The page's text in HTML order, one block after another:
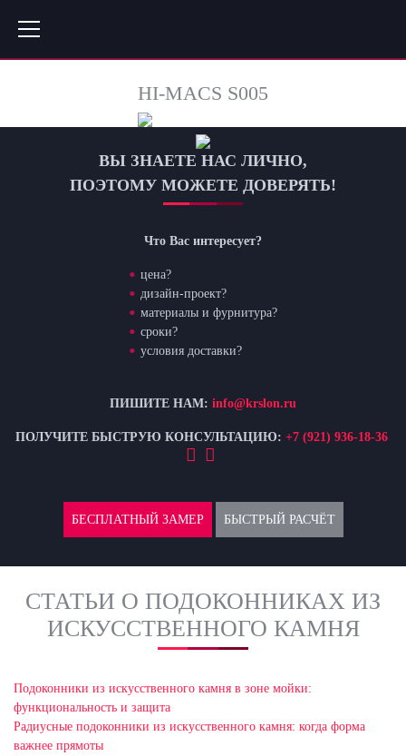
HI-MACS S005
ВЫ ЗНАЕТЕ НАС ЛИЧНО,
ПОЭТОМУ МОЖЕТЕ ДОВЕРЯТЬ!
Что Вас интересует?
цена?
дизайн-проект?
материалы и фурнитура?
сроки?
условия доставки?
ПИШИТЕ НАМ: info@krslon.ru
ПОЛУЧИТЕ БЫСТРУЮ КОНСУЛЬТАЦИЮ: +7 (921) 936-18-36
БЕСПЛАТНЫЙ ЗАМЕР БЫСТРЫЙ РАСЧЁТ
СТАТЬИ О ПОДОКОННИКАХ ИЗ
ИСКУССТВЕННОГО КАМНЯ
Подоконники из искусственного камня в зоне мойки:
функциональность и защита
Радиусные подоконники из искусственного камня: когда форма
важнее прямоты